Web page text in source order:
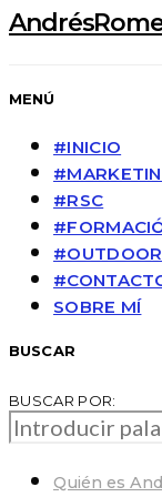
MENÚ
#INICIO
#RSC
#OUTDOOR
SOBRE MÍ
BUSCAR
BUSCAR POR:
Quién es